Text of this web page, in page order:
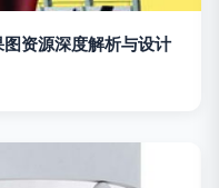
资源深度解析与设计